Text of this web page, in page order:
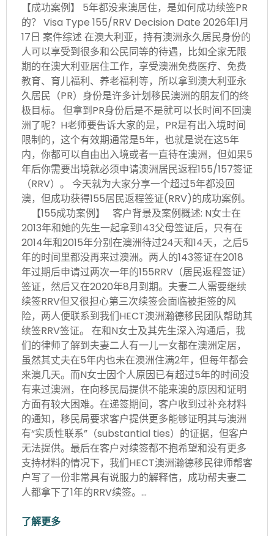
【成功案例】 5年都没来澳居住，是如何成功续签PR
的？ Visa Type 155/RRV Decision Date 2026年1月
17日 案件综述 在澳大利亚，持有澳洲永久居民身份的
人可以享受到很多和公民同等的待遇，比如全家无限
期的在澳大利亚居住工作，享受澳洲免费医疗、免费
教育、育儿福利、养老福利等，所以拿到澳大利亚永
久居民（PR）身份是许多计划移民澳洲的朋友们的终
极目标。 但拿到PR身份后是不是就可以长时间不回澳
洲了呢？H老师要告诉大家的是，PR是有出入境时间
限制的，这个有效期通常是5年，也就是说在这5年
内，你都可以自由出入境或者一直待在澳洲，但如果5
年后你需要出境就必须申请澳洲居民返程155/157签证
（RRV）。 今天就为大家分享一个超过5年都没回
澳，但成功获得155居民返程签证(RRV)的成功案例。
【155成功案例】 客户背景及案例概述: N女士在
2013年和她的先生一起拿到143父母签证后，只有在
2014年和2015年分别在澳洲待过24天和14天，之后5
年的时间里都没再来过澳洲。两人的143签证在2018
年过期后申请过两次一年的155RRV（居民返程签证）
签证，然后又在2020年8月到期。夫妻二人需要继续
续签RRV但又很担心第三次续签会面临被拒签的风
险，两人便联系到我们HECT澳洲瀚德移民团队帮助其
续签RRV签证。 在和N女士及其先生深入沟通后，我
们的律师了解到夫妻二人有一儿一女都在澳洲定居，
虽然其丈夫在5年内也未在澳洲住满2年，但每年都会
来澳几天。而N女士因个人原因已有超过5年的时间没
有来过澳洲，在向移民局提供不能来澳的原因和证明
方面有较大困难。在递签期间，客户收到过补充材料
的通知，移民局要求客户提供更多能够证明其与澳洲
有“实质性联系”（substantial ties）的证据，但客户
无法提供。最后在客户对续签都不抱希望和没有更多
支持材料的情况下，我们HECT澳洲瀚德移民律师帮客
户写了一份非常具有说服力的解释信，成功帮夫妻二
人都拿下了1年的RRV续签。…
了解更多